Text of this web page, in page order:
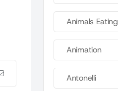
Animals Eating
Animation
Antonelli